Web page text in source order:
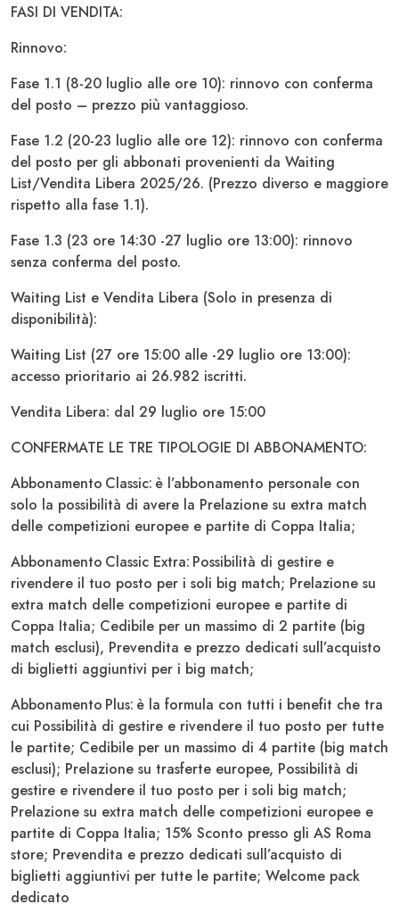
FASI DI VENDITA:
Rinnovo:
Fase 1.1 (8-20 luglio alle ore 10): rinnovo con conferma
del posto – prezzo più vantaggioso.
Fase 1.2 (20-23 luglio alle ore 12): rinnovo con conferma
del posto per gli abbonati provenienti da Waiting
List/Vendita Libera 2025/26. (Prezzo diverso e maggiore
rispetto alla fase 1.1).
Fase 1.3 (23 ore 14:30 -27 luglio ore 13:00): rinnovo
senza conferma del posto.
Waiting List e Vendita Libera (Solo in presenza di
disponibilità):
Waiting List (27 ore 15:00 alle -29 luglio ore 13:00):
accesso prioritario ai 26.982 iscritti.
Vendita Libera: dal 29 luglio ore 15:00
CONFERMATE LE TRE TIPOLOGIE DI ABBONAMENTO:
Abbonamento Classic: è l’abbonamento personale con
solo la possibilità di avere la Prelazione su extra match
delle competizioni europee e partite di Coppa Italia;
Abbonamento Classic Extra: Possibilità di gestire e
rivendere il tuo posto per i soli big match; Prelazione su
extra match delle competizioni europee e partite di
Coppa Italia; Cedibile per un massimo di 2 partite (big
match esclusi), Prevendita e prezzo dedicati sull’acquisto
di biglietti aggiuntivi per i big match;
Abbonamento Plus: è la formula con tutti i benefit che tra
cui Possibilità di gestire e rivendere il tuo posto per tutte
le partite; Cedibile per un massimo di 4 partite (big match
esclusi); Prelazione su trasferte europee, Possibilità di
gestire e rivendere il tuo posto per i soli big match;
Prelazione su extra match delle competizioni europee e
partite di Coppa Italia; 15% Sconto presso gli AS Roma
store; Prevendita e prezzo dedicati sull’acquisto di
biglietti aggiuntivi per tutte le partite; Welcome pack
dedicato